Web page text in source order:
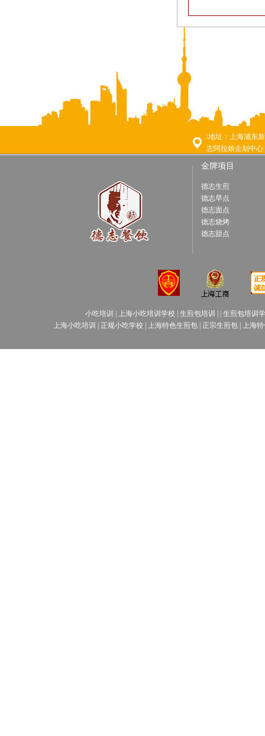
\地址：上海浦东
志阿拉娘企划中心
金牌项目
德志生煎
德志早点
德志面点
德志烧烤
德志甜点
小吃培训 上海小吃培训学校 生煎包培训
生煎包培训
上海小吃培训
正规小吃学校 上海特色生煎包 正宗生煎包 上海